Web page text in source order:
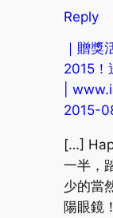
Reply
｜贈
2015！
|
2015-
[…]
一半，
少的當
陽眼鏡